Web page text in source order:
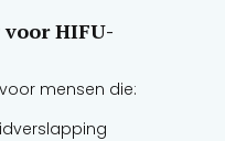
HIFU-
mensen die: